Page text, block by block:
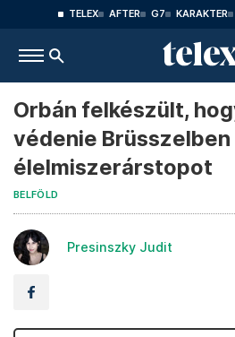
TELEX AFTER G7 KARAKTER
Orbán felkészült,
védenie Brüsszelben
élelmiszerárstopot
BELFÖLD
Presinszky Judit